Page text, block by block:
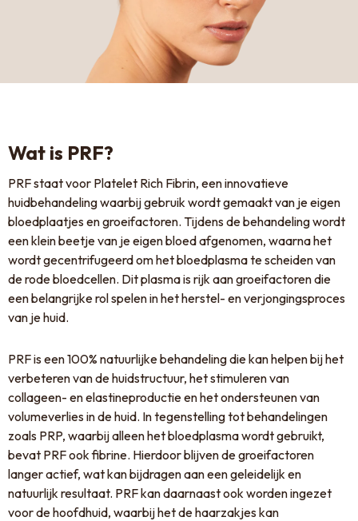
Wat is PRF?
PRF staat voor Platelet Rich Fibrin, een innovatieve
huidbehandeling waarbij gebruik wordt gemaakt van je eigen
bloedplaatjes en groeifactoren. Tijdens de behandeling wordt
een klein beetje van je eigen bloed afgenomen, waarna het
wordt gecentrifugeerd om het bloedplasma te scheiden van
de rode bloedcellen. Dit plasma is rijk aan groeifactoren die
een belangrijke rol spelen in het herstel- en verjongingsproces
van je huid.
PRF is een 100% natuurlijke behandeling die kan helpen bij het
verbeteren van de huidstructuur, het stimuleren van
collageen- en elastineproductie en het ondersteunen van
volumeverlies in de huid. In tegenstelling tot behandelingen
zoals PRP, waarbij alleen het bloedplasma wordt gebruikt,
bevat PRF ook fibrine. Hierdoor blijven de groeifactoren
langer actief, wat kan bijdragen aan een geleidelijk en
natuurlijk resultaat. PRF kan daarnaast ook worden ingezet
voor de hoofdhuid, waarbij het de haarzakjes kan